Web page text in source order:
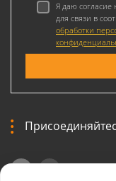
Я даю согласие
для связи в
обработки